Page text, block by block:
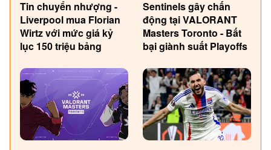
Tin chuyển nhượng -
Liverpool mua Florian
Wirtz với mức giá kỷ
lục 150 triệu bảng
Sentinels gây chấn
động tại VALORANT
Masters Toronto - Bất
bại giành suất Playoffs